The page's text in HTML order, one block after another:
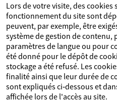
Lors de votre visite, des cookies
fonctionnement du site sont
peuvent, par exemple, être
système de gestion de contenu,
paramètres de langue ou pour
été donné pour le dépôt de
stockage a été refusé. Les
finalité ainsi que leur durée de
sont expliqués ci‑dessous et
affichée lors de l'accès au site.